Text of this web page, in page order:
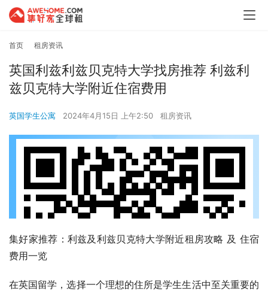
首页 租房资讯
英国利兹利兹贝克特大学找房推荐 利兹利
兹贝克特大学附近住宿费用
英国学生公寓 2024年4月15日 上午2:50 租房资讯
集好家推荐：利兹及利兹贝克特大学附近租房攻略 及 住宿
费用一览
在英国留学，选择一个理想的住所是学生生活中至关重要的